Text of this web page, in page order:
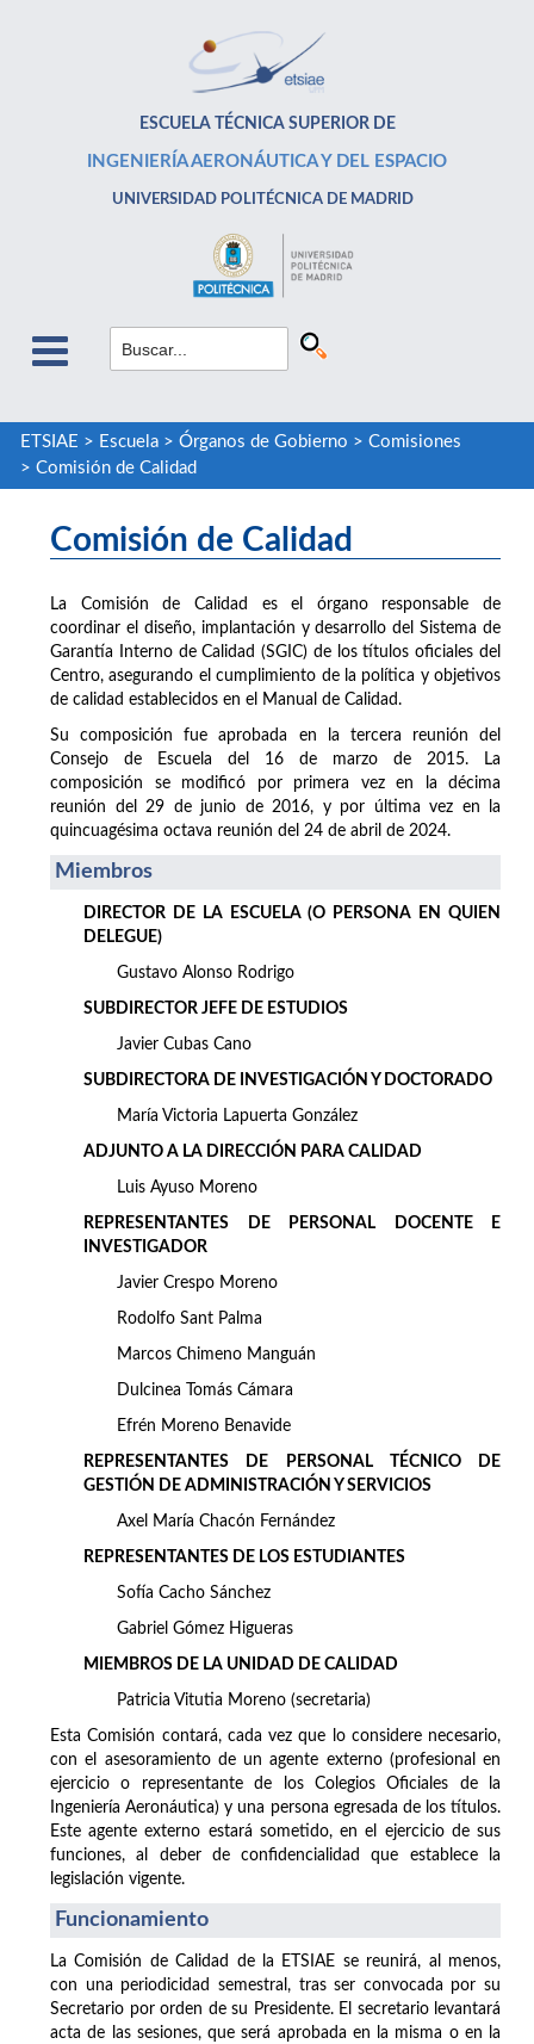
ESCUELA TÉCNICA SUPERIOR DE
INGENIERÍA AERONÁUTICA Y DEL ESPACIO
UNIVERSIDAD POLITÉCNICA DE MADRID
ETSIAE > Escuela> Órganos de Gobierno > Comisiones
> Comisión de Calidad
Comisión de Calidad
La Comisión de Calidad es el órgano responsable de
coordinar el diseño, implantación y desarrollo del Sistema de
Garantía Interno de Calidad (SGIC) de los títulos oficiales del
Centro, asegurando el cumplimiento de la política y objetivos
de calidad establecidos en el Manual de Calidad.
Su composición fue aprobada en la tercera reunión del
Consejo de Escuela del 16 de marzo de 2015. La
composición se modificó por primera vez en la décima
reunión del 29 de junio de 2016, y por última vez en la
quincuagésima octava reunión del 24 de abril de 2024.
Miembros
DIRECTOR DE LA ESCUELA (O PERSONA EN QUIEN
DELEGUE)
Gustavo Alonso Rodrigo
SUBDIRECTOR JEFE DE ESTUDIOS
Javier Cubas Cano
SUBDIRECTORA DE INVESTIGACIÓN Y DOCTORADO
María Victoria Lapuerta González
ADJUNTO A LA DIRECCIÓN PARA CALIDAD
Luis Ayuso Moreno
REPRESENTANTES DE PERSONAL DOCENTE E
INVESTIGADOR
Javier Crespo Moreno
Rodolfo Sant Palma
Marcos Chimeno Manguán
Dulcinea Tomás Cámara
Efrén Moreno Benavide
REPRESENTANTES DE PERSONAL TÉCNICO DE
GESTIÓN DE ADMINISTRACIÓN Y SERVICIOS
Axel María Chacón Fernández
REPRESENTANTES DE LOS ESTUDIANTES
Sofía Cacho Sánchez
Gabriel Gómez Higueras
MIEMBROS DE LA UNIDAD DE CALIDAD
Patricia Vitutia Moreno (secretaria)
Esta Comisión contará, cada vez que lo considere necesario,
con el asesoramiento de un agente externo (profesional en
ejercicio o representante de los Colegios Oficiales de la
Ingeniería Aeronáutica) y una persona egresada de los títulos.
Este agente externo estará sometido, en el ejercicio de sus
funciones, al deber de confidencialidad que establece la
legislación vigente.
Funcionamiento
La Comisión de Calidad de la ETSIAE se reunirá, al menos,
con una periodicidad semestral, tras ser convocada por su
Secretario por orden de su Presidente. El secretario levantará
acta de las sesiones, que será aprobada en la misma o en la